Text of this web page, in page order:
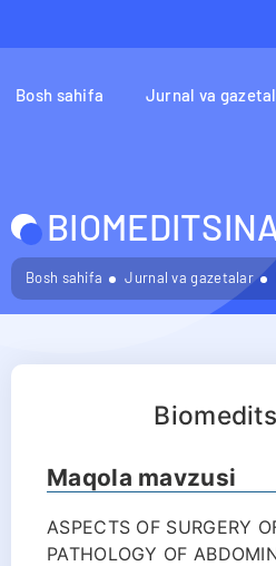
Bosh sahifa Jurnal va
Bosh sahifa Jurnal va gazetalar
Maqola mavzusi
ASPECTS OF SURGERY
PATHOLOGY OF